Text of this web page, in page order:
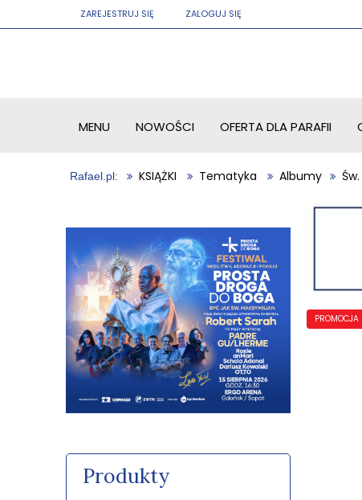
ZAREJESTRUJ SIĘ ZALOGUJ SIĘ
MENU NOWOŚCI OFERTA DLA PARAFII
KSIĄŻKI Tematyka Albumy
Produkty
PROMOCJA